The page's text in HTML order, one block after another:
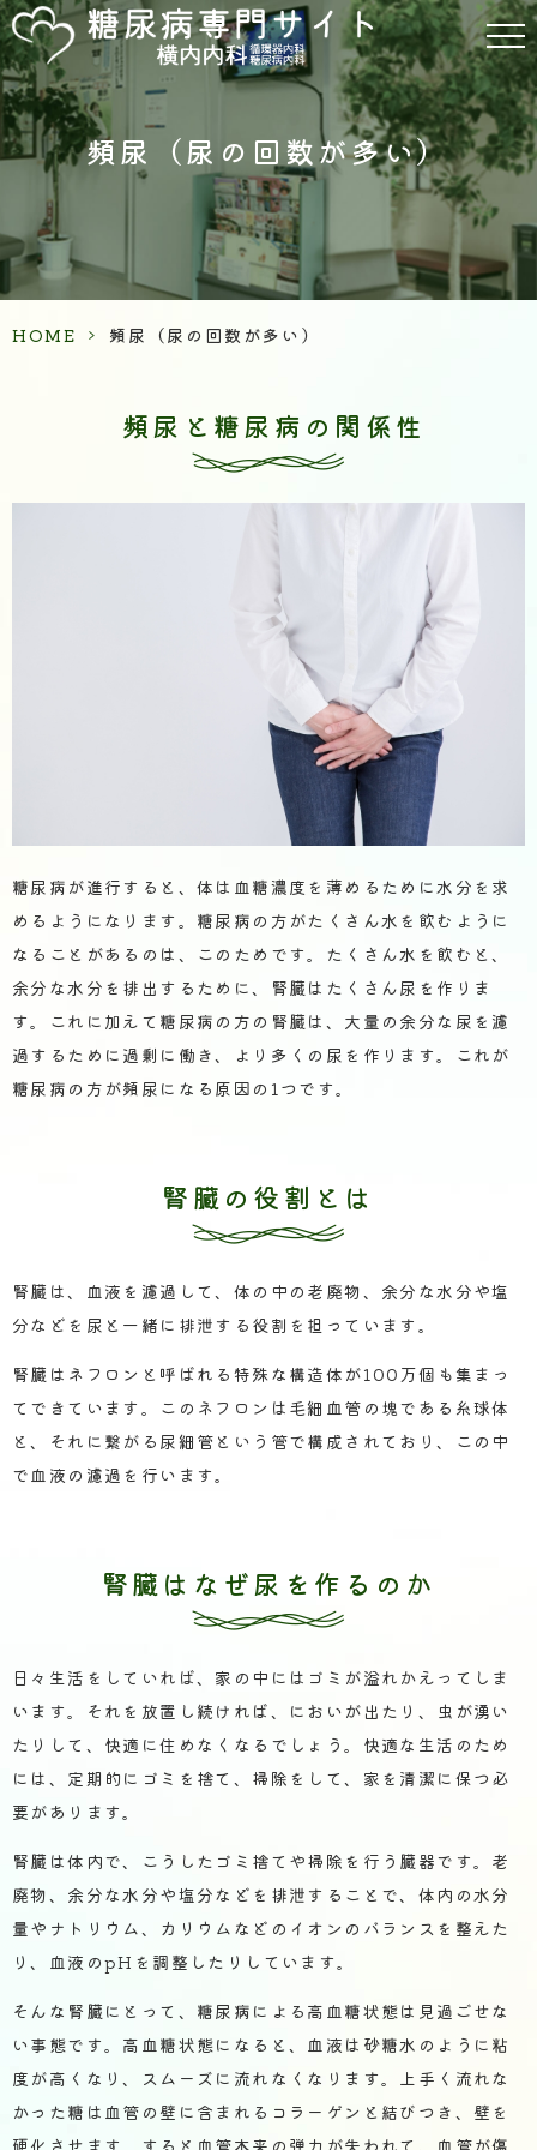
頻尿（尿の回数が多い）
HOME > 頻尿（尿の回数が多い）
頻尿と糖尿病の関係性
糖尿病が進行すると、体は血糖濃度を薄めるために水分を求
めるようになります。糖尿病の方がたくさん水を飲むように
なることがあるのは、このためです。たくさん水を飲むと、
余分な水分を排出するために、腎臓はたくさん尿を作りま
す。これに加えて糖尿病の方の腎臓は、大量の余分な尿を濾
過するために過剰に働き、より多くの尿を作ります。これが
糖尿病の方が頻尿になる原因の1つです。
腎臓の役割とは
腎臓は、血液を濾過して、体の中の老廃物、余分な水分や塩
分などを尿と一緒に排泄する役割を担っています。
腎臓はネフロンと呼ばれる特殊な構造体が100万個も集まっ
てできています。このネフロンは毛細血管の塊である糸球体
と、それに繋がる尿細管という管で構成されており、この中
で血液の濾過を行います。
腎臓はなぜ尿を作るのか
日々生活をしていれば、家の中にはゴミが溢れかえってしま
います。それを放置し続ければ、においが出たり、虫が湧い
たりして、快適に住めなくなるでしょう。快適な生活のため
には、定期的にゴミを捨て、掃除をして、家を清潔に保つ必
要があります。
腎臓は体内で、こうしたゴミ捨てや掃除を行う臓器です。老
廃物、余分な水分や塩分などを排泄することで、体内の水分
量やナトリウム、カリウムなどのイオンのバランスを整えた
り、血液のpHを調整したりしています。
そんな腎臓にとって、糖尿病による高血糖状態は見過ごせな
い事態です。高血糖状態になると、血液は砂糖水のように粘
度が高くなり、スムーズに流れなくなります。上手く流れな
かった糖は血管の壁に含まれるコラーゲンと結びつき、壁を
硬化させます。すると血管本来の弾力が失われて、血管が傷